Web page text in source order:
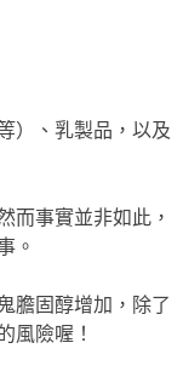
）、乳製品，以及
而事實並非如此，
。
膽固醇增加，除了
風險喔！